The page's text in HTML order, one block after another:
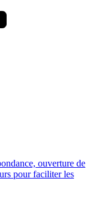
ouverture de
pour faciliter les